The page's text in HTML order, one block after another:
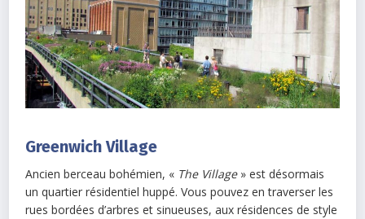
Greenwich Village
Ancien berceau bohémien, « The Village» est désormais
un quartier résidentiel huppé. Vous pouvez en traverser les
rues bordées d’arbres et sinueuses, aux résidences de style